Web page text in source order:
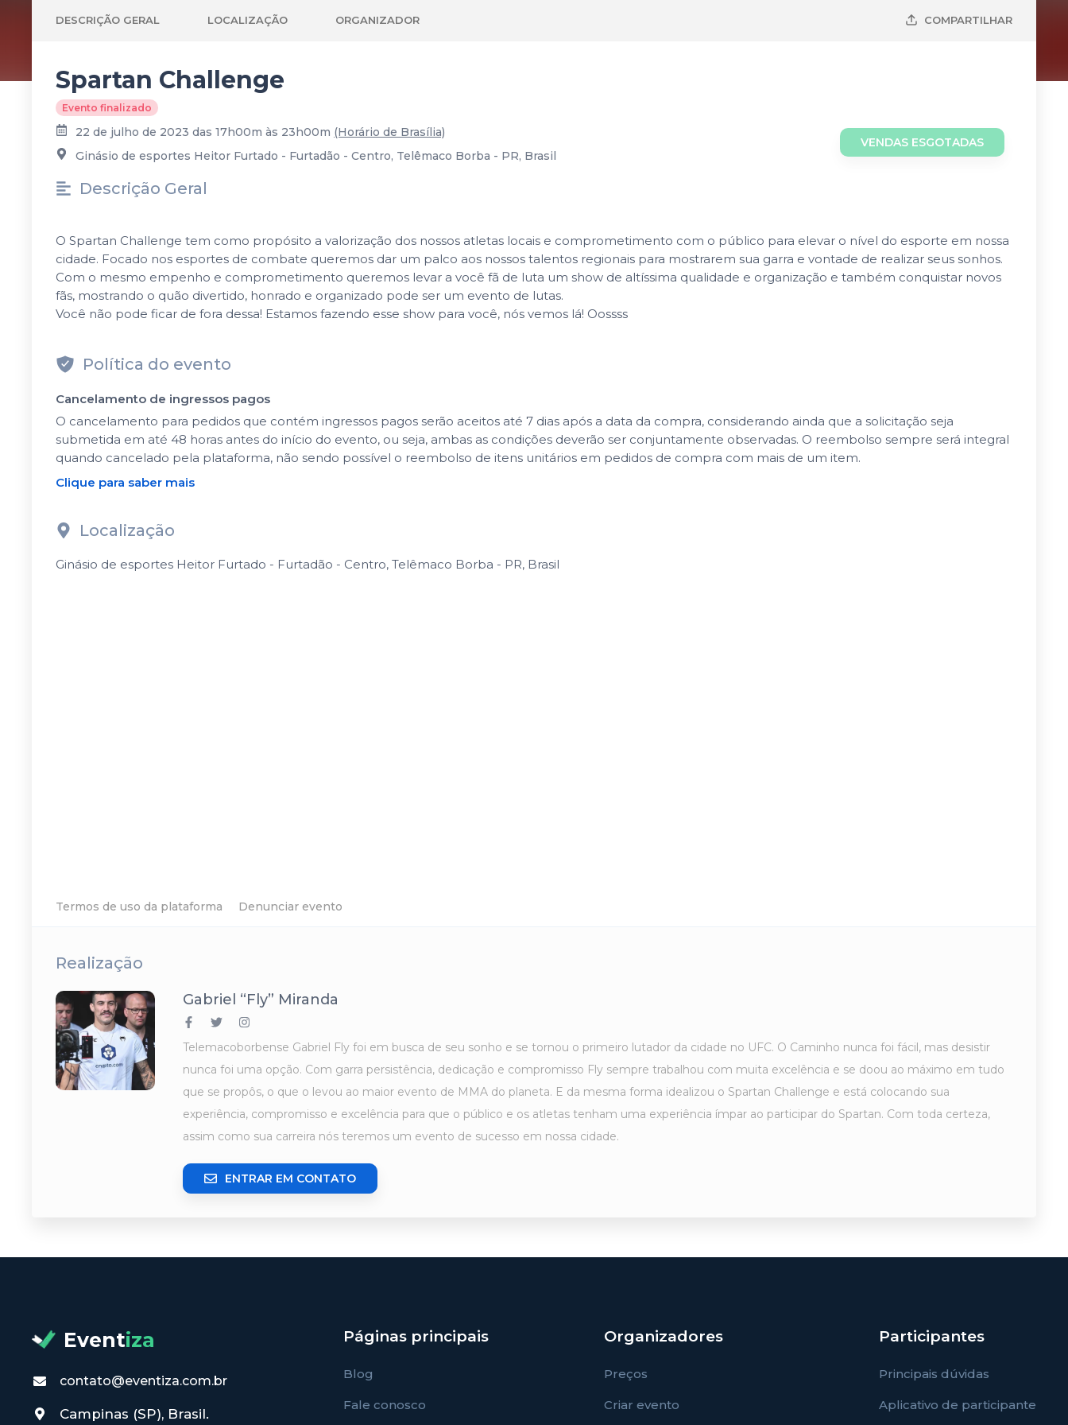
DESCRIÇÃO GERAL LOCALIZAÇÃO ORGANIZADOR COMPARTILHAR
Spartan Challenge
Evento finalizado
22 de julho de 2023 das 17h00m às 23h00m (Horário de Brasília)
Ginásio de esportes Heitor Furtado - Furtadão - Centro, Telêmaco Borba - PR, Brasil
VENDAS ESGOTADAS
Descrição Geral
O Spartan Challenge tem como propósito a valorização dos nossos atletas locais e comprometimento com o público para elevar o nível do esporte em nossa
cidade. Focado nos esportes de combate queremos dar um palco aos nossos talentos regionais para mostrarem sua garra e vontade de realizar seus sonhos.
Com o mesmo empenho e comprometimento queremos levar a você fã de luta um show de altíssima qualidade e organização e também conquistar novos
fãs, mostrando o quão divertido, honrado e organizado pode ser um evento de lutas.
Você não pode ficar de fora dessa! Estamos fazendo esse show para você, nós vemos lá! Oossss
Política do evento
Cancelamento de ingressos pagos
O cancelamento para pedidos que contém ingressos pagos serão aceitos até 7 dias após a data da compra, considerando ainda que a solicitação seja
submetida em até 48 horas antes do início do evento, ou seja, ambas as condições deverão ser conjuntamente observadas. O reembolso sempre será integral
quando cancelado pela plataforma, não sendo possível o reembolso de itens unitários em pedidos de compra com mais de um item.
Clique para saber mais
Localização
Ginásio de esportes Heitor Furtado - Furtadão - Centro, Telêmaco Borba - PR, Brasil
Termos de uso da plataforma Denunciar evento
Realização
Gabriel “Fly” Miranda
Telemacoborbense Gabriel Fly foi em busca de seu sonho e se tornou o primeiro lutador da cidade no UFC. O Caminho nunca foi fácil, mas desistir
nunca foi uma opção. Com garra persistência, dedicação e compromisso Fly sempre trabalhou com muita excelência e se doou ao máximo em tudo
que se propôs, o que o levou ao maior evento de MMA do planeta. E da mesma forma idealizou o Spartan Challenge e está colocando sua
experiência, compromisso e excelência para que o público e os atletas tenham uma experiência ímpar ao participar do Spartan. Com toda certeza,
assim como sua carreira nós teremos um evento de sucesso em nossa cidade.
ENTRAR EM CONTATO
Eventiza
contato@eventiza.com.br
Campinas (SP), Brasil.
Páginas principais
Blog
Fale conosco
Organizadores
Preços
Criar evento
Participantes
Principais dúvidas
Aplicativo de participante